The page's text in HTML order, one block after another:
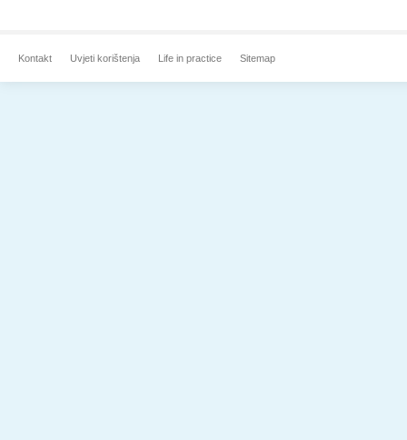
Kontakt Uvjeti korištenja Life in practice Sitemap